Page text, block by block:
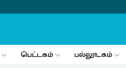
பெட்டகம் பல்லூடகம்